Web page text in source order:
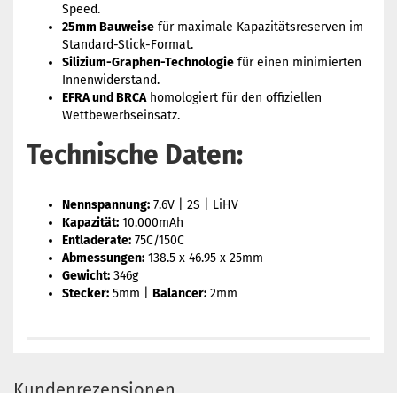
Speed.
25mm Bauweise für maximale Kapazitätsreserven im
Standard-Stick-Format.
Silizium-Graphen-Technologie für einen minimierten
Innenwiderstand.
EFRA und BRCAhomologiert für den offiziellen
Wettbewerbseinsatz.
Technische Daten:
Nennspannung: 7.6V | 2S | LiHV
Kapazität: 10.000mAh
Entladerate: 75C/150C
Abmessungen: 138.5 x 46.95 x 25mm
Gewicht: 346g
Stecker: 5mm | Balancer: 2mm